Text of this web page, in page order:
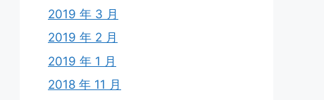
2019 年 3 月
2019 年 2 月
2019 年 1 月
2018 年 11 月